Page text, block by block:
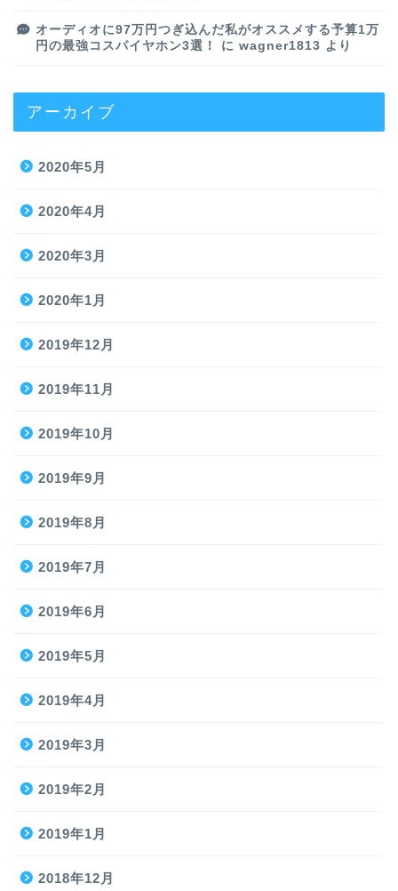
オーディオに97万円つぎ込んだ私がオススメする予算1万
円の最強コスパイヤホン3選！
に wagner1813 より
アーカイブ
2020年5月
2020年4月
2020年3月
2020年1月
2019年12月
2019年11月
2019年10月
2019年9月
2019年8月
2019年7月
2019年6月
2019年5月
2019年4月
2019年3月
2019年2月
2019年1月
2018年12月